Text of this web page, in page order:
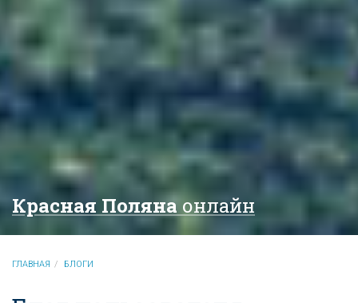
Красная Поляна онлайн
ГЛАВНАЯ БЛОГИ